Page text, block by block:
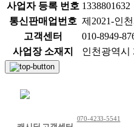
사업자 등록 번호 1338801632
통신판매업번호 제2021-인
고객센터
010-8949-
사업장 소재지
인천광역시
070-4233-5541